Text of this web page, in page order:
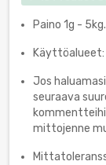
Paino 1g - 5kg.
Käyttöalueet:
Jos
seuraava
mittojenne